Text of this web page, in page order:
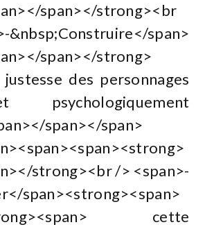
span></strong><br
span>
span></strong>
justesse des personnages
span></span>
strong><br /> <span>-
span><strong><span>
cette